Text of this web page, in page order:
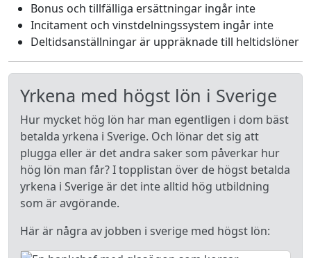
Bonus och tillfälliga ersättningar ingår inte
Incitament och vinstdelningssystem ingår inte
Deltidsanställningar är uppräknade till heltidslöner
Yrkena med högst lön i Sverige
Hur mycket hög lön har man egentligen i dom bäst
betalda yrkena i Sverige. Och lönar det sig att
plugga eller är det andra saker som påverkar hur
hög lön man får? I topplistan över de högst betalda
yrkena i Sverige är det inte alltid hög utbildning
som är avgörande.
Här är några av jobben i sverige med högst lön: